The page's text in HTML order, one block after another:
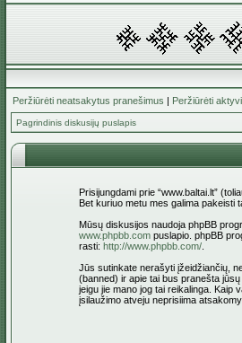
Peržiūrėti neatsakytus pranešimus | Peržiūrėti
Pagrindinis diskusijų puslapis
Prisijungdami prie “www.baltai.lt”
Bet kuriuo metu mes galima pakeisti
Mūsų diskusijos naudoja phpBB
www.phpbb.compuslapio. phpBB
rasti: http://www.phpbb.com/.
Jūs sutinkate nerašyti įžeidžiančių,
(banned) ir apie tai bus pranešta
jeigu jie mano jog tai reikalinga. Kaip
įsilaužimo atveju neprisiima